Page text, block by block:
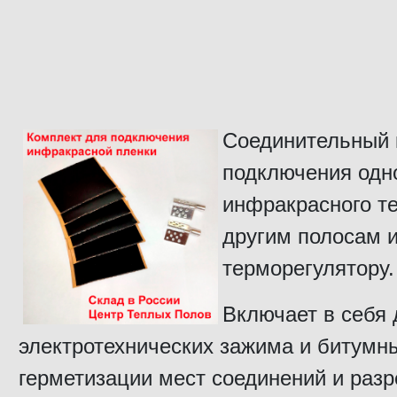
Соединительный
подключения
инфракрасного
другим полосам
терморегулятору.
Включает в себя
электротехнических зажима и
герметизации мест соединений и